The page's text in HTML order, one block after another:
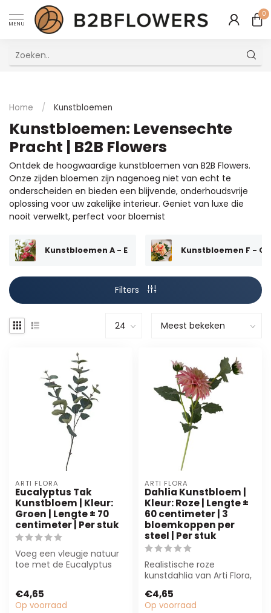
MENU
0
Home / Kunstbloemen
Kunstbloemen: Levensechte
Pracht | B2B Flowers
Ontdek de hoogwaardige kunstbloemen van B2B Flowers.
Onze zijden bloemen zijn nagenoeg niet van echt te
onderscheiden en bieden een blijvende, onderhoudsvrije
oplossing voor uw zakelijke interieur. Geniet van luxe die
nooit verwelkt, perfect voor bloemist
Kunstbloemen A - E Kunstbloemen F - O
Filters
ARTI FLORA
Eucalyptus Tak
Kunstbloem | Kleur:
Groen | Lengte ± 70
centimeter | Per stuk
Voeg een vleugje natuur
toe met de Eucalyptus
€4,65
Op voorraad
ARTI FLORA
Dahlia Kunstbloem |
Kleur: Roze | Lengte ±
60 centimeter | 3
bloemkoppen per
steel | Per stuk
Realistische roze
kunstdahlia van Arti Flora,
bloemkoppen. Id...
€4,65
Op voorraad